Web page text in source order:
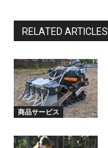
RELATED ARTICLES
商品サービス